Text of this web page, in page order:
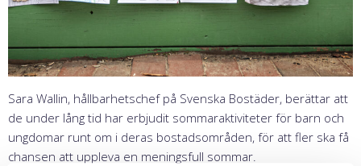
Sara Wallin, hållbarhetschef på Svenska Bostäder, berättar att
de under lång tid har erbjudit sommaraktiviteter för barn och
ungdomar runt om i deras bostadsområden, för att fler ska få
chansen att uppleva en meningsfull sommar.